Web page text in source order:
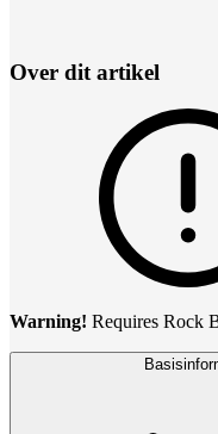
Over dit artikel
Warning! Requires Rock